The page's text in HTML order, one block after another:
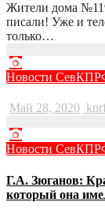
Жители дома
писали! Уже и
только…
Новости
Май 28, 2020
Новости
Г.А. Зюганов:
который она